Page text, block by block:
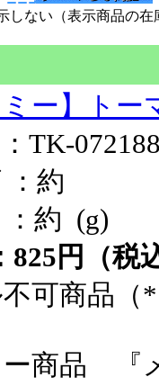
しない（表示商品の
ミー】ト
TK-
約
(g)
円（税
可商品（
商品 『